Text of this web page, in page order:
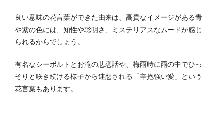
良い意味の花言葉ができた由来は、高貴なイメージがある青
や紫の色には、知性や聡明さ、ミステリアスなムードが感じ
られるからでしょう。
有名なシーボルトとお滝の悲恋話や、梅雨時に雨の中でひっ
そりと咲き続ける様子から連想される「辛抱強い愛」という
花言葉もあります。